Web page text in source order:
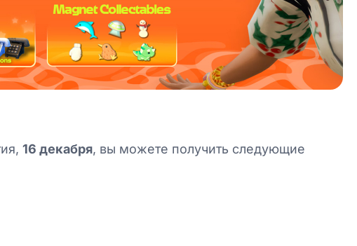
16 декабря, вы можете получить следующие